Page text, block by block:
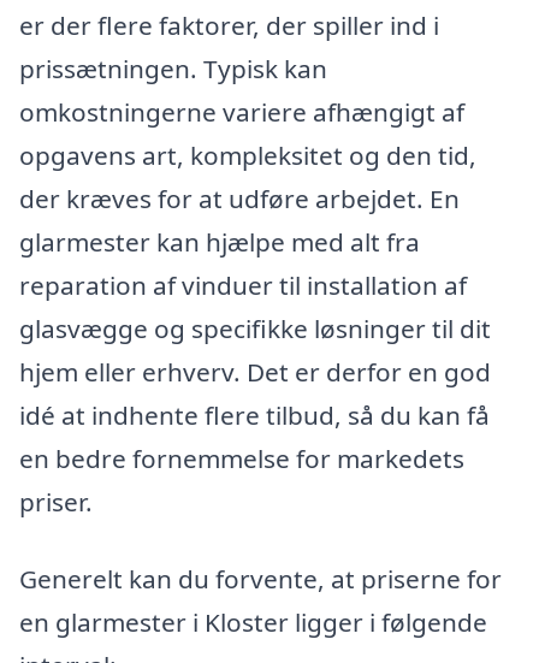
er der flere faktorer, der spiller ind i
prissætningen. Typisk kan
omkostningerne variere afhængigt af
opgavens art, kompleksitet og den tid,
der kræves for at udføre arbejdet. En
glarmester kan hjælpe med alt fra
reparation af vinduer til installation af
glasvægge og specifikke løsninger til dit
hjem eller erhverv. Det er derfor en god
idé at indhente flere tilbud, så du kan få
en bedre fornemmelse for markedets
priser.
Generelt kan du forvente, at priserne for
en glarmester i Kloster ligger i følgende